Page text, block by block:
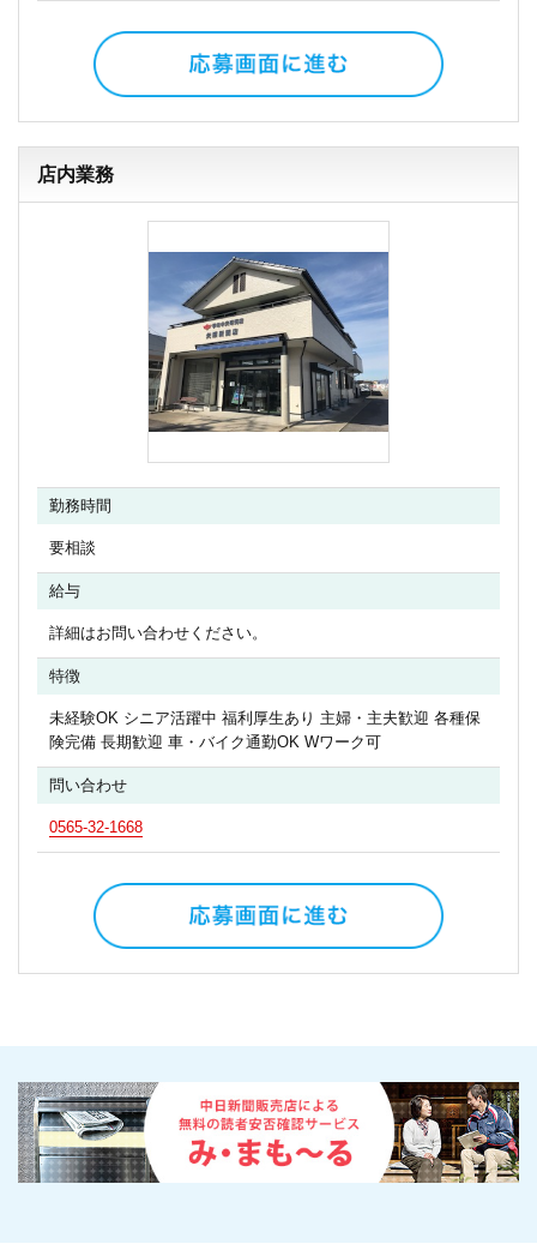
店内業務
勤務時間
要相談
給与
詳細はお問い合わせください。
特徴
未経験OK シニア活躍中 福利厚生あり 主婦・主夫歓迎 各種保
険完備 長期歓迎 車・バイク通勤OK Wワーク可
問い合わせ
0565-32-1668